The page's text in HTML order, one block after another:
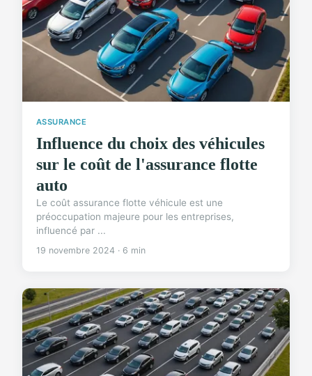
ASSURANCE
Influence du choix des véhicules
sur le coût de l'assurance flotte
auto
Le coût assurance flotte véhicule est une
préoccupation majeure pour les entreprises,
influencé par ...
19 novembre 2024 · 6 min